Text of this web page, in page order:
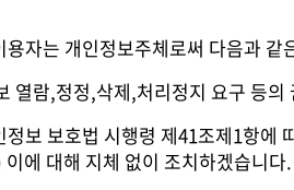
자는 개인정보주체로써 다음과 같
람,정정,삭제,처리정지 요구 등의
보 보호법 시행령 제41조제1항에
에 대해 지체 없이 조치하겠습니다.